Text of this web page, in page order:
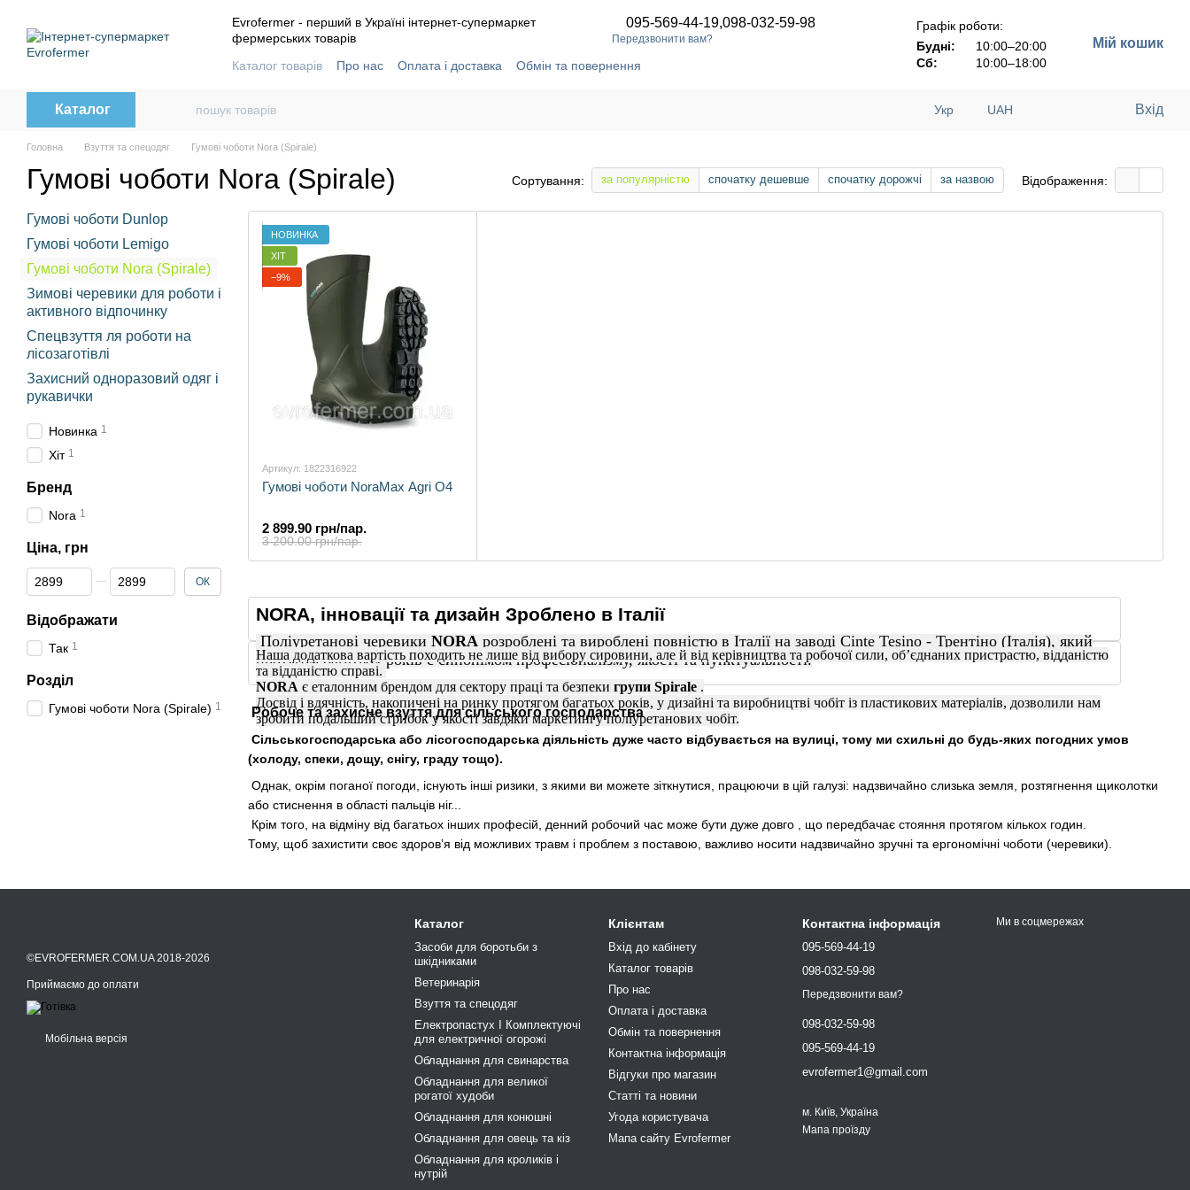
Evrofermer - перший в Україні інтернет-супермаркет
фермерських товарів
095-569-44-19,098-032-59-98
Передзвонити вам?
Каталог товарів Про нас Оплата і доставка
Обмін та повернення
Графік роботи:
Будні:
10:00–20:00
Сб:
10:00–18:00
Мій кошик
Каталог Укр UAH Вхід
Головна Взуття та спецодяг Гумові чоботи Nora (Spirale)
Гумові чоботи Nora (Spirale) Сортування: за популярністю спочатку дешевше спочатку дорожчі за назвою Відображення:
NORA, інновації та дизайн Зроблено в Італії
Поліуретанові черевики NORA розроблені та вироблені повністю в Італії на заводі Cinte Tesino - Трентіно (Італія), який
протягом багатьох років є синонімом професіоналізму, якості та пунктуальності.
Наша додаткова вартість походить не лише від вибору сировини, але й від керівництва та робочої сили, об’єднаних пристрастю, відданістю
та відданістю справі.
NORA є еталонним брендом для сектору праці та безпеки групи Spirale .
Досвід і вдячність, накопичені на ринку протягом багатьох років, у дизайні та виробництві чобіт із пластикових матеріалів, дозволили нам
зробити подальший стрибок у якості завдяки маркетингу поліуретанових чобіт.
Робоче та захисне взуття для сільського господарства
Сільськогосподарська або лісогосподарська діяльність дуже часто відбувається на вулиці, тому ми схильні до будь-яких погодних умов
(холоду, спеки, дощу, снігу, граду тощо).
Однак, окрім поганої погоди, існують інші ризики, з якими ви можете зіткнутися, працюючи в цій галузі: надзвичайно слизька земля, розтягнення щиколотки
або стиснення в області пальців ніг...
Крім того, на відміну від багатьох інших професій, денний робочий час може бути дуже довго , що передбачає стояння протягом кількох годин.
Тому, щоб захистити своє здоров’я від можливих травм і проблем з поставою, важливо носити надзвичайно зручні та ергономічні чоботи (черевики).
НОВИНКА
ХІТ
−9%
Артикул: 1822316922
Гумові чоботи NoraMax Agri O4
3 200.00 грн/пар.
2 899.90 грн/пар.
Гумові чоботи Dunlop
Гумові чоботи Lemigo
Гумові чоботи Nora (Spirale)
Зимові черевики для роботи і
активного відпочинку
Спецвзуття ля роботи на
лісозаготівлі
Захисний одноразовий одяг і
рукавички
Новинка 1
Хіт 1
Бренд
Nora 1
Ціна, грн
Від Ціна, грн
До Ціна, грн ОК
Відображати
Так 1
Розділ
Гумові чоботи Nora (Spirale) 1
©EVROFERMER.COM.UA 2018-2026
Приймаємо до оплати
Мобільна версія
Каталог
Засоби для боротьби з
шкідниками
Ветеринарія
Взуття та спецодяг
Електропастух І Комплектуючі
для електричної огорожі
Обладнання для свинарства
Обладнання для великої
рогатої худоби
Обладнання для конюшні
Обладнання для овець та кіз
Обладнання для кроликів і
нутрій
Клієнтам
Вхід до кабінету
Каталог товарів
Про нас
Оплата і доставка
Обмін та повернення
Контактна інформація
Відгуки про магазин
Статті та новини
Угода користувача
Мапа сайту Evrofermer
Контактна інформація
095-569-44-19
098-032-59-98
Передзвонити вам?
098-032-59-98
095-569-44-19
evrofermer1@gmail.com
м. Київ, Україна
Мапа проїзду
Ми в соцмережах